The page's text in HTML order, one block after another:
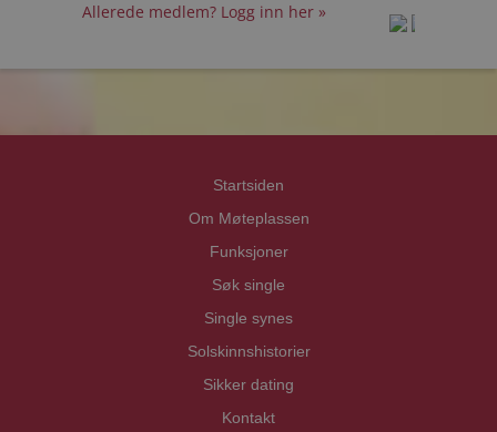
Allerede medlem? Logg inn her »
Startsiden
Om Møteplassen
Funksjoner
Søk single
Single synes
Solskinnshistorier
Sikker dating
Kontakt